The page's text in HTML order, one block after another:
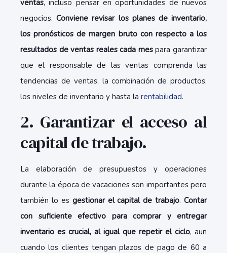
ventas, incluso pensar en oportunidades de nuevos
negocios.Conviene revisar los planes de inventario,
los pronósticos de margen bruto con respecto a los
resultados de ventas reales cada mespara garantizar
que el responsable de las ventas comprenda las
tendencias de ventas, la combinación de productos,
los niveles de inventario y hasta la rentabilidad.
2. Garantizar el acceso al
capital de trabajo.
La elaboración de presupuestos y operaciones
durante la época de vacaciones son importantes pero
también lo es gestionar el capital de trabajo. Contar
con suficiente efectivo para comprar y entregar
inventario es crucial, al igual que repetir el ciclo, aun
cuando los clientes tengan plazos de pago de 60 a